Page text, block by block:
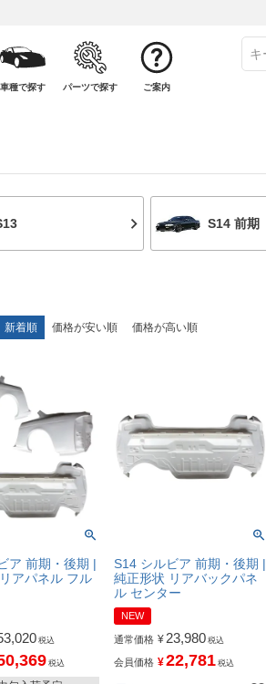
車種で探す パーツで探す ご案内
S14 前期
新着順 価格が安い順 価格が高い順
ア 前期・後期 |
アパネル フル
税込
税込
S14 シルビア 前期・後期 |
純正形状 リアバックパネ
ル センター
NEW
通常価格 ¥ 23,980 税込
会員価格 ¥22,781 税込